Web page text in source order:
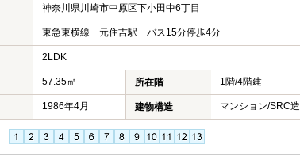
神奈川県川崎市中原区下小田中6丁目
東急東横線 元住吉駅 バス15分停歩4分
2LDK
57.35㎡ 所在階 1階/4階建
1986年4月 建物構造 マンション/SRC造